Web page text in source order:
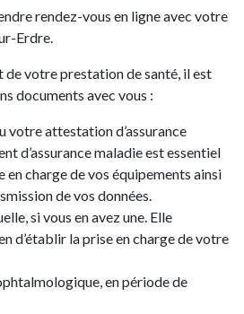
rendez-vous en ligne avec votre
Erdre.
de votre prestation de santé, il est
documents avec vous :
votre attestation d’assurance
d’assurance maladie est essentiel
en charge de vos équipements ainsi
de vos données.
si vous en avez une. Elle
d’établir la prise en charge de votre
en période de